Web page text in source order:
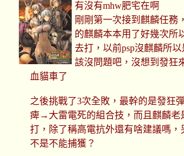
有沒有mhw肥宅在啊
剛剛第一次接到麒麟任務
的麒麟本本用了好幾次所
去打，以前psp沒麒麟所
該沒問題吧，沒想到發狂
血貓車了
之後挑戰了3次全敗，最幹的是發狂
痺→大雷電死的組合技，而且麒麟老
打，除了稱高電抗外還有啥建議嗎，
不是不能捕獲？